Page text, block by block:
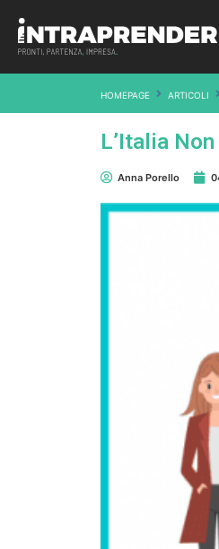
HOMEPAGE ARTICOLI
L’Italia
Anna Porello